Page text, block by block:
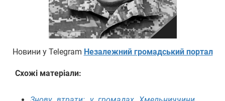
Новини у Telegram Незалежний громадський портал
Схожі матеріали: